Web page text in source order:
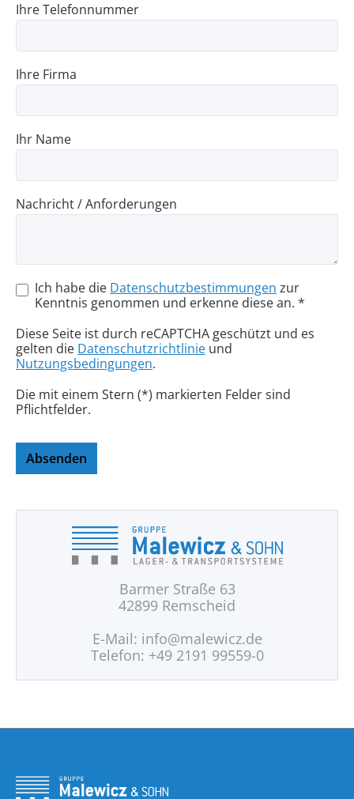
Ihre Telefonnummer
Ihre Firma
Ihr Name
Nachricht / Anforderungen
Ich habe die Datenschutzbestimmungen zur
Kenntnis genommen und erkenne diese an. *
Diese Seite ist durch reCAPTCHA geschützt und es
gelten die Datenschutzrichtlinie und
Nutzungsbedingungen.
Die mit einem Stern (*) markierten Felder sind
Pflichtfelder.
Absenden
Barmer Straße 63
42899 Remscheid
E-Mail: info@malewicz.de
Telefon: +49 2191 99559-0